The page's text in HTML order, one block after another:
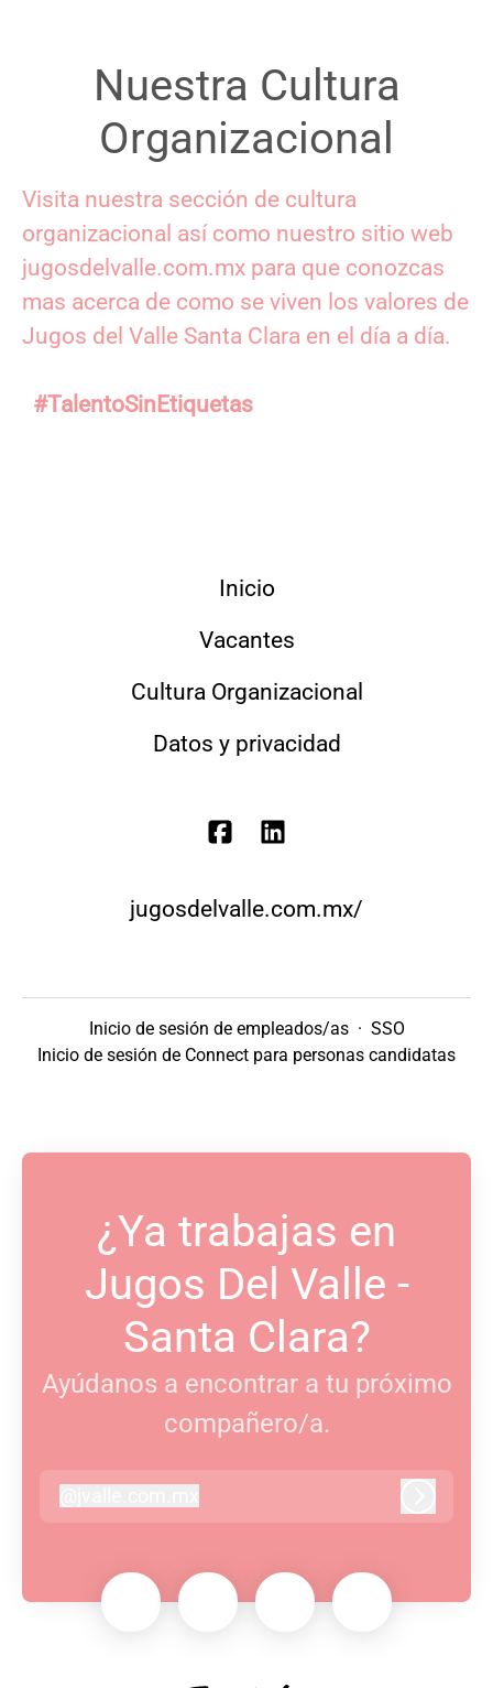
Nuestra Cultura
Organizacional
Visita nuestra sección de cultura
organizacional así como nuestro sitio web
jugosdelvalle.com.mx para que conozcas
mas acerca de como se viven los valores de
Jugos del Valle Santa Clara en el día a día.
#TalentoSinEtiquetas
Inicio
Vacantes
Cultura Organizacional
Datos y privacidad
jugosdelvalle.com.mx/
Inicio de sesión de empleados/as · SSO
Inicio de sesión de Connect para personas candidatas
¿Ya trabajas en
Jugos Del Valle -
Santa Clara?
Ayúdanos a encontrar a tu próximo
compañero/a.
jvalle.com.mx